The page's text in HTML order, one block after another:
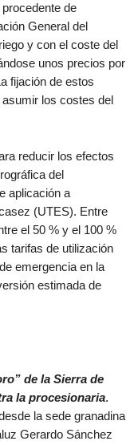
de
General del
y con el coste del
unos precios por
fijación de estos
los costes del
reducir los efectos
del
aplicación a
(UTES). Entre
el 50 % y el 100 %
tarifas de utilización
emergencia en la
estimada de
de la Sierra de
la procesionaria.
la sede granadina
Gerardo Sánchez